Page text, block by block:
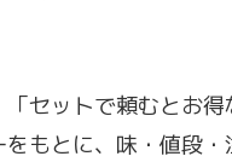
「セットで頼むとお
もとに、味・値段